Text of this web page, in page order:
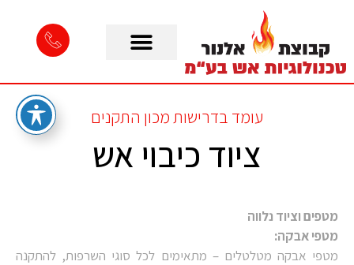
עומד בדרישות מכון התקנים
ציוד כיבוי אש
מטפים וציוד נלווה
מטפי אבקה:
מטפי אבקה מטלטלים – מתאימים לכל סוגי השרפות, להתקנה